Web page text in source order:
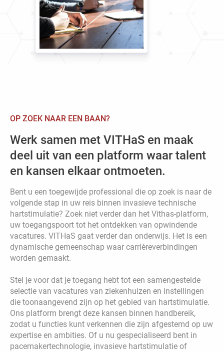
OP ZOEK NAAR EEN BAAN?
Werk samen met VITHaS en maak
deel uit van een platform waar talent
en kansen elkaar ontmoeten.
Bent u een toegewijde professional die op zoek is naar de
volgende stap in uw reis binnen invasieve technische
hartstimulatie? Zoek niet verder dan het Vithas-platform,
uw toegangspoort tot het ontdekken van opwindende
vacatures. VITHaS gaat verder dan onderwijs. Het is een
dynamische gemeenschap waar carrièreverbindingen
worden gemaakt.
Stel je voor dat je toegang hebt tot een samengestelde
selectie van vacatures van ziekenhuizen en instellingen
die toonaangevend zijn op het gebied van hartstimulatie.
Ons platform brengt deze kansen binnen handbereik,
zodat u functies kunt verkennen die zijn afgestemd op uw
expertise en ambities. Of u nu gespecialiseerd bent in
pacemakertechnologie, invasieve hartstimulatie of